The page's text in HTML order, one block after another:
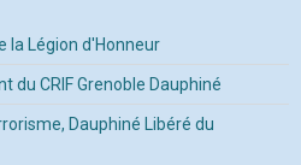
la Légion d'Honneur
du CRIF Grenoble Dauphiné
Dauphiné Libéré du